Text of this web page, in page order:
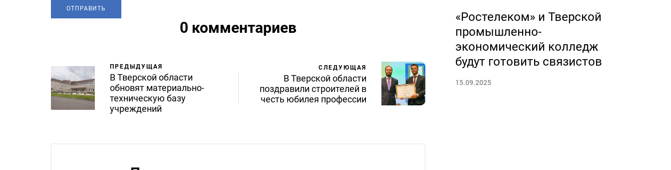
0 комментариев
ПРЕДЫДУЩАЯ
В Тверской области
обновят материально-
техническую базу
учреждений
СЛЕДУЮЩАЯ
В Тверской области
поздравили строителей в
честь юбилея профессии
«Ростелеком» и Тверской
промышленно-
экономический колледж
будут готовить связистов
15.09.2025